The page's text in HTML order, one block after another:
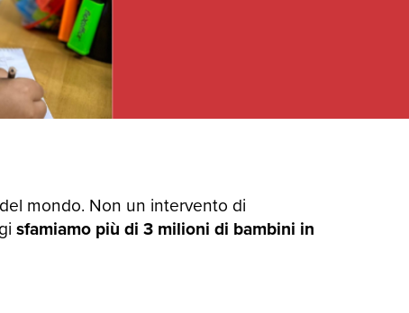
mondo. Non un intervento di
sfamiamo più di 3 milioni di bambini in